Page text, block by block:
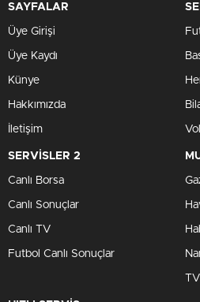
SAYFALAR
Üye Girişi
Üye Kaydı
Künye
Hakkımızda
İletişim
SERVİSLER 2
Canlı Borsa
Canlı Sonuçlar
Canlı TV
Futbol Canlı Sonuçlar